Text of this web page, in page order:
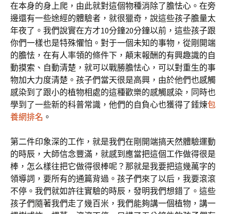
在本身的身上爬，由此就對這個物種消除了膽怯心。在旁
邊還有一些途經的體驗者，就很獵奇，說這些孩子膽量太
年夜了。我們說實在方才10分鐘20分鐘以前，這些孩子跟
你們一樣也是特殊懼怕。對于一個未知的事物，從剛開端
的膽怯，在有人率領的條件下，顛末報酬的有興趣識的自
動摸索、自動清楚，就可以戰勝膽怯心，可以對重生的事
物加大力度清楚。孩子們當天很是高興，由於他們也感觸
感染到了跟小的植物相處的這種歡樂的感觸感染，同時也
學到了一些新的科普常識，他們的自負心也獲得了錘煉包
養網排名 。
第二件印象深的工作，就是我們在剛開端搞天然體驗運動
的時辰，大師信念豐滿，就感到應當把這個工作做得很是
棒，怎么樣往把它做得很棒呢？那就是我要把這幾萬字的
領導詞，要所有的通篇背過。孩子們來了以后，我要滾滾
不停。我們就如許往實驗的時辰，發明我們想錯了。這些
孩子們隨著我們走了幾百米，我們能夠講一個植物，講一